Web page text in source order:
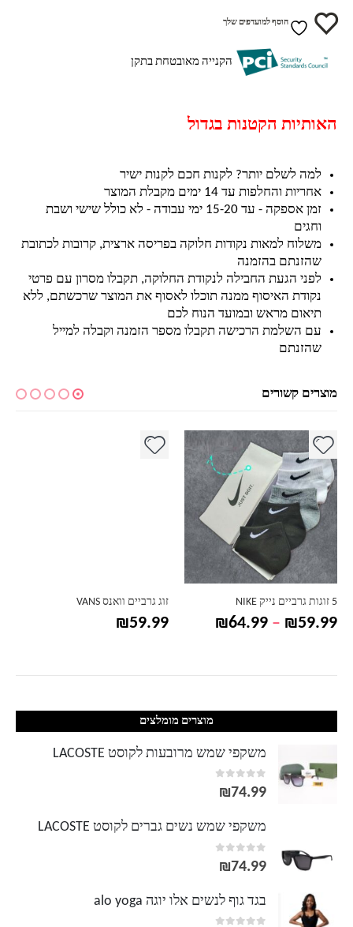
הוסף למועדפים שלך
הקנייה מאובטחת בתקן
האותיות הקטנות בגדול
למה לשלם יותר? לקנות חכם לקנות ישיר
אחריות והחלפות עד 14 ימים מקבלת המוצר
זמן אספקה - עד 15-20 ימי עבודה - לא כולל שישי ושבת
וחגים
משלוח למאות נקודות חלוקה בפריסה ארצית, קרובות לכתובת
שהזנתם בהזמנה
לפני הגעת החבילה לנקודת החלוקה, תקבלו מסרון עם פרטי
נקודת האיסוף ממנה תוכלו לאסוף את המוצר שרכשתם, ללא
תיאום מראש ובמועד הנוח לכם
עם השלמת הרכישה תקבלו מספר הזמנה וקבלה למייל
שהזנתם
מוצרים קשורים
5 זוגות גרביים נייק NIKE
₪59.99
–
₪64.99
עד
למוצר זה יש מספר סוגים. ניתן לבחור את האפשרויות בעמוד המוצר
זוג גרביים וואנס VANS
₪59.99
מוצרים מומלצים
משקפי שמש מרובעות לקוסט LACOSTE
0
out of 5
₪74.99
משקפי שמש נשים גברים לקוסט LACOSTE
0
out of 5
₪74.99
בגד גוף לנשים אלו יוגה alo yoga